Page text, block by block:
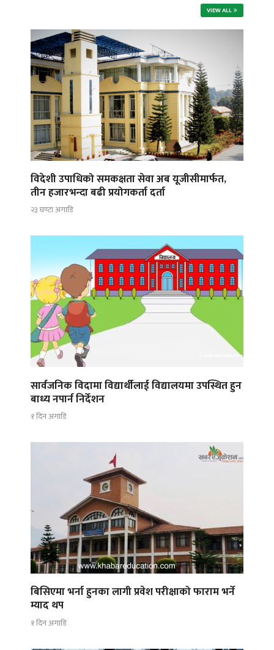
VIEW ALL
विदेशी उपाधिको समकक्षता सेवा अब यूजीसीमार्फत,
तीन हजारभन्दा बढी प्रयोगकर्ता दर्ता
२३ घण्टा अगाडि
सार्वजनिक विदामा विद्यार्थीलाई विद्यालयमा उपस्थित हुन
बाध्य नपार्न निर्देशन
१ दिन अगाडि
बिसिएमा भर्ना हुनका लागी प्रवेश परीक्षाको फाराम भर्ने
म्याद थप
१ दिन अगाडि